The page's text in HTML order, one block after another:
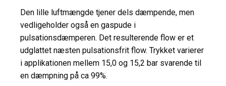
Den lille luftmængde tjener dels dæmpende, men
vedligeholder også en gaspude i
pulsationsdæmperen. Det resulterende flow er et
udglattet næsten pulsationsfrit flow. Trykket varierer
i applikationen mellem 15,0 og 15,2 bar svarende til
en dæmpning på ca 99%.